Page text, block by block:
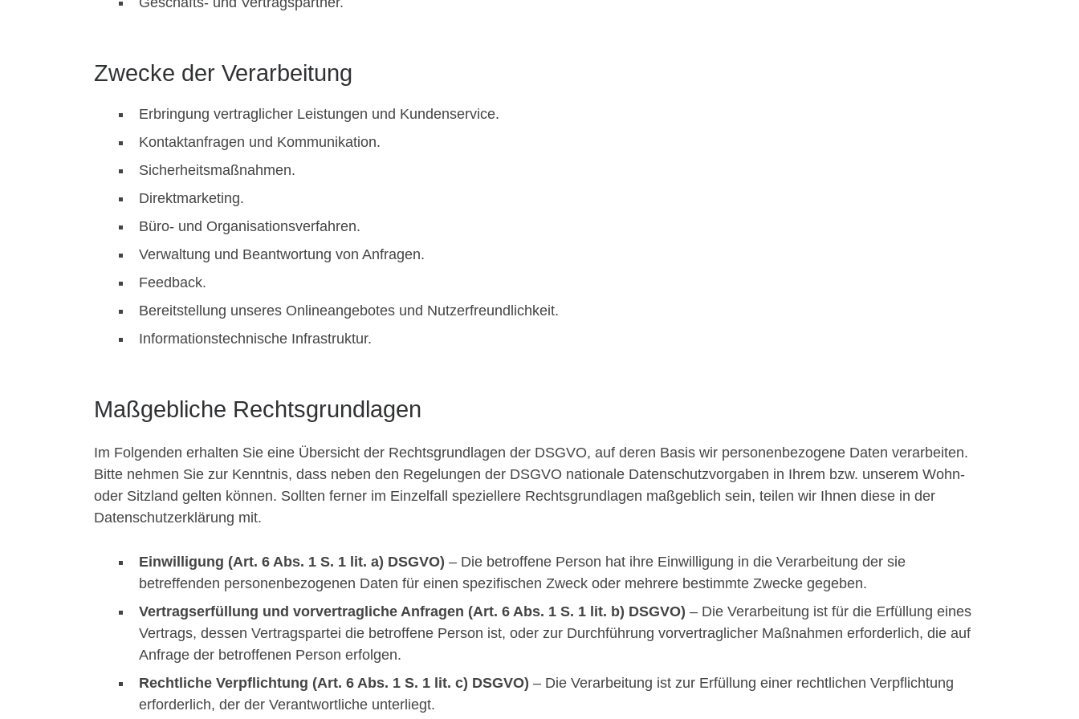
Zwecke der Verarbeitung
Erbringung vertraglicher Leistungen und Kundenservice.
Kontaktanfragen und Kommunikation.
Sicherheitsmaßnahmen.
Direktmarketing.
Büro- und Organisationsverfahren.
Verwaltung und Beantwortung von Anfragen.
Feedback.
Bereitstellung unseres Onlineangebotes und Nutzerfreundlichkeit.
Informationstechnische Infrastruktur.
Maßgebliche Rechtsgrundlagen
Im Folgenden erhalten Sie eine Übersicht der Rechtsgrundlagen der DSGVO, auf deren Basis wir personenbezogene Daten verarbeiten.
Bitte nehmen Sie zur Kenntnis, dass neben den Regelungen der DSGVO nationale Datenschutzvorgaben in Ihrem bzw. unserem Wohn-
oder Sitzland gelten können. Sollten ferner im Einzelfall speziellere Rechtsgrundlagen maßgeblich sein, teilen wir Ihnen diese in der
Datenschutzerklärung mit.
Einwilligung (Art. 6 Abs. 1 S. 1 lit. a) DSGVO) – Die betroffene Person hat ihre Einwilligung in die Verarbeitung der sie
betreffenden personenbezogenen Daten für einen spezifischen Zweck oder mehrere bestimmte Zwecke gegeben.
Vertragserfüllung und vorvertragliche Anfragen (Art. 6 Abs. 1 S. 1 lit. b) DSGVO) – Die Verarbeitung ist für die Erfüllung eines
Vertrags, dessen Vertragspartei die betroffene Person ist, oder zur Durchführung vorvertraglicher Maßnahmen erforderlich, die auf
Anfrage der betroffenen Person erfolgen.
Rechtliche Verpflichtung (Art. 6 Abs. 1 S. 1 lit. c) DSGVO) – Die Verarbeitung ist zur Erfüllung einer rechtlichen Verpflichtung
erforderlich, der der Verantwortliche unterliegt.